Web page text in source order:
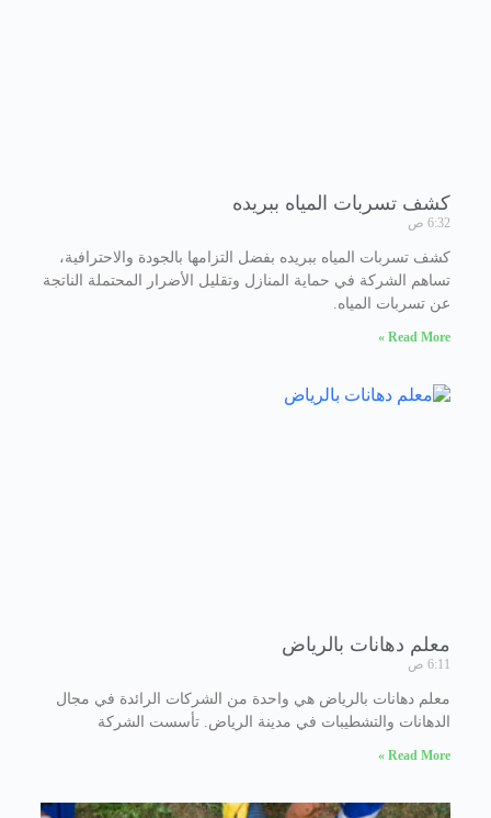
كشف تسربات المياه ببريده
6:32 ص
كشف تسربات المياه ببريده بفضل التزامها بالجودة والاحترافية،
تساهم الشركة في حماية المنازل وتقليل الأضرار المحتملة الناتجة
عن تسربات المياه.
Read More »
معلم دهانات بالرياض
6:11 ص
معلم دهانات بالرياض هي واحدة من الشركات الرائدة في مجال
الدهانات والتشطيبات في مدينة الرياض. تأسست الشركة
Read More »